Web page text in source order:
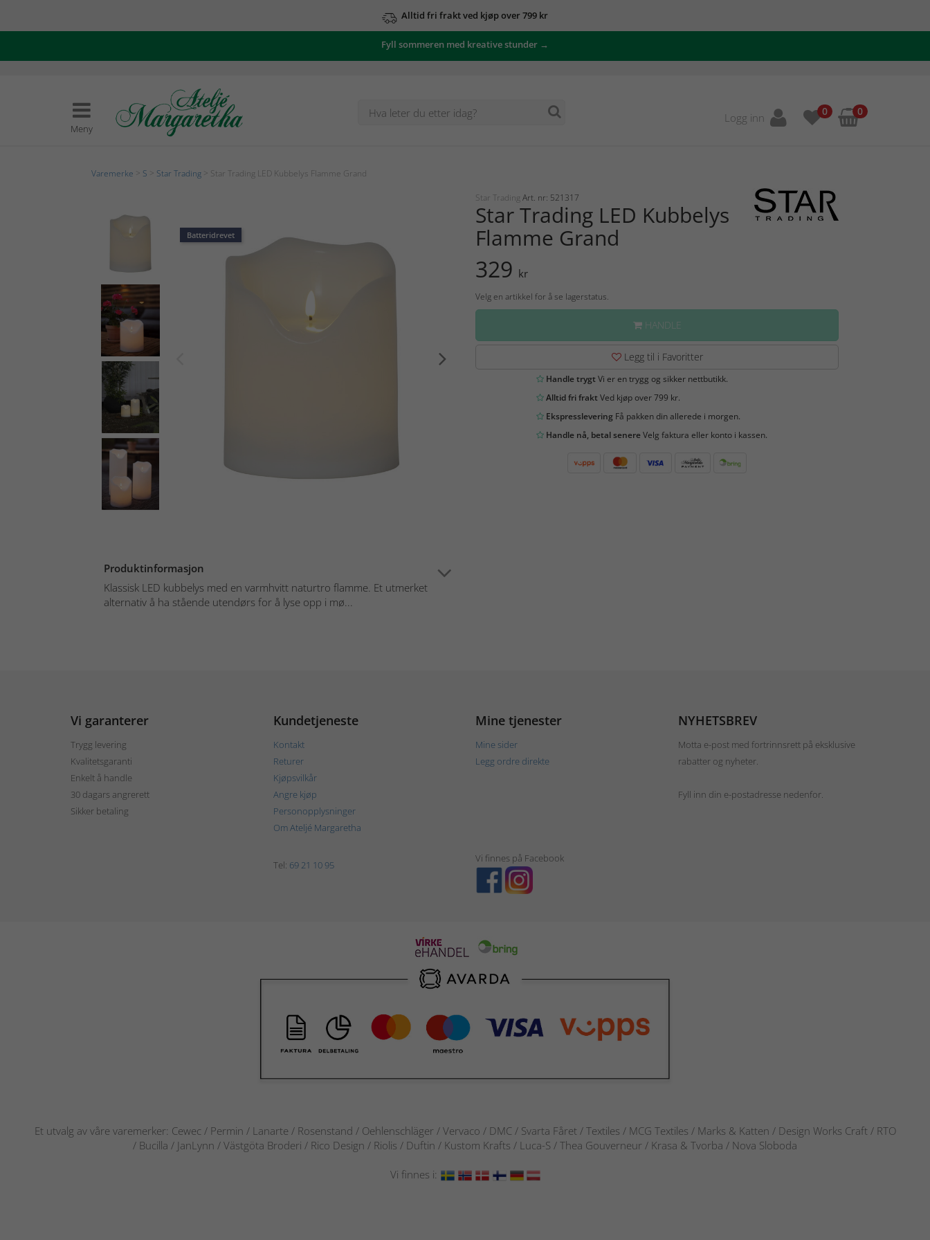
Alltid fri frakt ved kjøp over 799 kr
Fyll sommeren med kreative stunder →
Meny
Logg inn 0 0
Varemerke S Star Trading > Star Trading LED Kubbelys Flamme Grand
Batteridrevet
Produktinformasjon
Klassisk LED kubbelys med en varmhvitt naturtro flamme. Et utmerket
alternativ å ha stående utendørs for å lyse opp i mø...
Star Trading Art. nr: 521317
Star Trading LED Kubbelys
Flamme Grand
329 kr
Velg en artikkel for å se lagerstatus.
HANDLE
Legg til i Favoritter
Handle trygtVi er en trygg og sikker nettbutikk.
Alltid fri fraktVed kjøp over 799 kr.
EkspressleveringFå pakken din allerede i morgen.
Handle nå, betal senereVelg faktura eller konto i kassen.
Vi garanterer
Trygg levering
Kvalitetsgaranti
Enkelt å handle
30 dagars angrerett
Sikker betaling
Kundetjeneste
Kontakt
Returer
Kjøpsvilkår
Angre kjøp
Personopplysninger
Om Ateljé Margaretha
Mine tjenester
Mine sider
Legg ordre direkte
NYHETSBREV
Motta e-post med fortrinnsrett på eksklusive
rabatter og nyheter.
Fyll inn din e-postadresse nedenfor.
Tel: 69 21 10 95
Vi finnes på Facebook
Et utvalg av våre varemerker: Cewec / Permin / Lanarte / Rosenstand / Oehlenschläger / Vervaco / DMC / Svarta Fåret / Textiles / MCG Textiles / Marks & Katten / Design Works Craft / RTO
/ Bucilla / JanLynn / Västgöta Broderi / Rico Design / Riolis / Duftin / Kustom Krafts / Luca-S / Thea Gouverneur / Krasa & Tvorba / Nova Sloboda
Vi finnes i: